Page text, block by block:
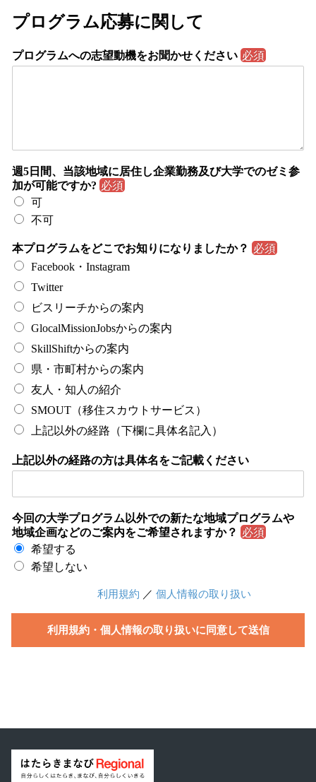
プログラム応募に関して
プログラムへの志望動機をお聞かせください 必須
週5日間、当該地域に居住し企業勤務及び大学でのゼミ参
加が可能ですか? 必須
可
不可
本プログラムをどこでお知りになりましたか？ 必須
Facebook・Instagram
Twitter
ビスリーチからの案内
GlocalMissionJobsからの案内
SkillShiftからの案内
県・市町村からの案内
友人・知人の紹介
SMOUT（移住スカウトサービス）
上記以外の経路（下欄に具体名記入）
上記以外の経路の方は具体名をご記載ください
今回の大学プログラム以外での新たな地域プログラムや
地域企画などのご案内をご希望されますか？ 必須
希望する
希望しない
利用規約 ／ 個人情報の取り扱い
利用規約・個人情報の取り扱いに同意して送信